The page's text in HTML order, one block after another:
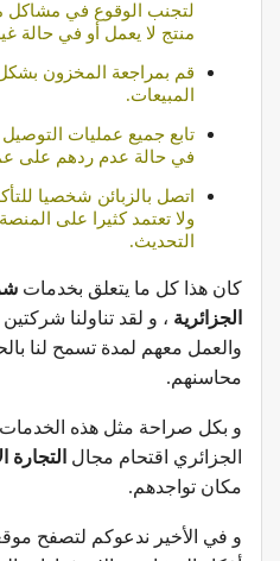
لتجنب الوقوع في مشاكل
منتج لا يعمل أو في حالة
قم بمراجعة المخزون
المبيعات.
تابع جميع عمليات
في حالة عدم ردهم على
اتصل بالزبائن شخصيا
ولا تعتمد كثيرا على
التحديث.
كان هذا كل ما يتعلق بخدمات
الجزائرية ، و لقد تناولنا
والعمل معهم لمدة تسمح لنا
محاسنهم.
و بكل صراحة مثل هذه
الجزائري اقتحام مجال التجارة
مكان تواجدهم.
و في الأخير ندعوكم لتصفح